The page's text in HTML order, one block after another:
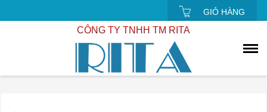
GIỎ HÀNG
CÔNG TY TNHH TM RITA